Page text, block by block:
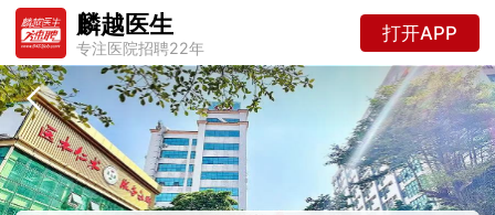
麟越医生
专注医院招聘22年
打开APP